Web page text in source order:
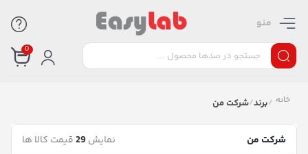
منو
0
خانه /برند/شرکت من
شرکت من نمایش 29قیمت کالا ها